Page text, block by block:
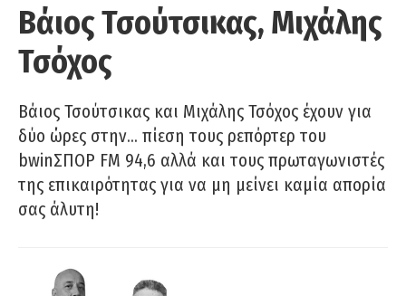
Βάιος Τσούτσικας, Μιχάλης
Τσόχος
Βάιος Τσούτσικας και Μιχάλης Τσόχος έχουν για
δύο ώρες στην… πίεση τους ρεπόρτερ του
bwinΣΠΟΡ FM 94,6 αλλά και τους πρωταγωνιστές
της επικαιρότητας για να μη μείνει καμία απορία
σας άλυτη!